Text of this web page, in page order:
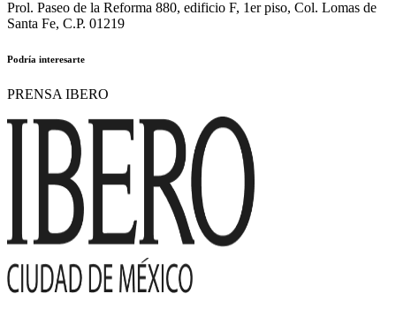
Prol. Paseo de la Reforma 880, edificio F, 1er piso, Col. Lomas de
Santa Fe, C.P. 01219
Podría interesarte
PRENSA IBERO